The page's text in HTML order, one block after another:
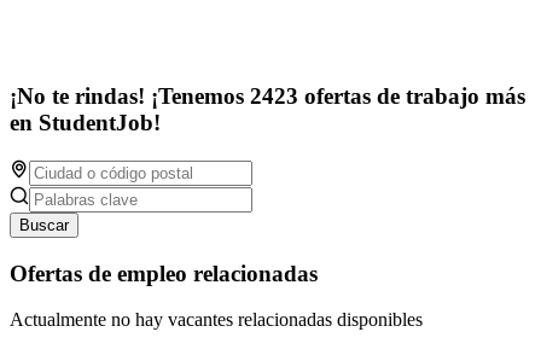
¡No te rindas! ¡Tenemos 2423 ofertas de trabajo más
en StudentJob!
Buscar
Ofertas de empleo relacionadas
Actualmente no hay vacantes relacionadas disponibles